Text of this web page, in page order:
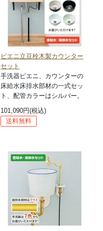
ピエニ立豆栓木製カウンター
セット
手洗器ピエニ、カウンターの
床給水床排水部材の一式セッ
ト、配管カラーはシルバー。
101,090円(税込)
送料無料